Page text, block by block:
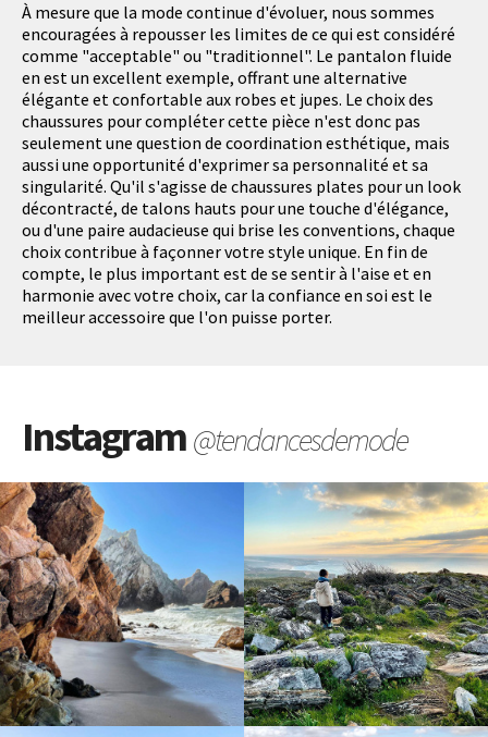
À mesure que la mode continue d'évoluer, nous sommes
encouragées à repousser les limites de ce qui est considéré
comme "acceptable" ou "traditionnel". Le pantalon fluide
en est un excellent exemple, offrant une alternative
élégante et confortable aux robes et jupes. Le choix des
chaussures pour compléter cette pièce n'est donc pas
seulement une question de coordination esthétique, mais
aussi une opportunité d'exprimer sa personnalité et sa
singularité. Qu'il s'agisse de chaussures plates pour un look
décontracté, de talons hauts pour une touche d'élégance,
ou d'une paire audacieuse qui brise les conventions, chaque
choix contribue à façonner votre style unique. En fin de
compte, le plus important est de se sentir à l'aise et en
harmonie avec votre choix, car la confiance en soi est le
meilleur accessoire que l'on puisse porter.
Instagram@tendancesdemode